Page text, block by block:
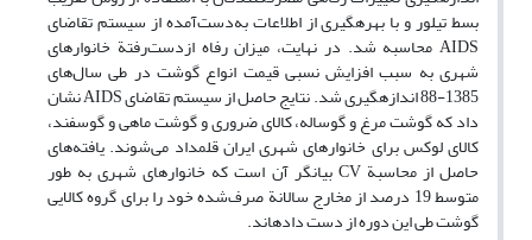
بسط تیلور و با بهره­گیری از اطلاعات به‌دست‌آمده از سیستم تقاضای
AIDS محاسبه شد. در نهایت، میزان رفاه از‌دست‌رفتة خانوارهای
شهری به سبب افزایش نسبی قیمت انواع گوشت در طی سال‌های
1385-88 اندازه­گیری شد. نتایج حاصل از سیستم تقاضای AIDS نشان
داد که گوشت مرغ و گوساله، کالای ضروری و گوشت ماهی و گوسفند،
کالای لوکس برای خانوارهای شهری ایران قلمداد می‌شوند. یافته‌های
حاصل از محاسبة CV بیانگر آن است که خانوارهای شهری به طور
متوسط 19 درصد از مخارج سالانة صرف‌شده خود را برای گروه کالایی
گوشت طی این دوره از دست داده­اند.